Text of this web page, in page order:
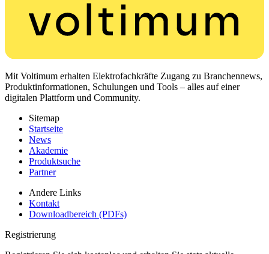
Mit Voltimum erhalten Elektrofachkräfte Zugang zu Branchennews,
Produktinformationen, Schulungen und Tools – alles auf einer
digitalen Plattform und Community.
Sitemap
Startseite
News
Akademie
Produktsuche
Partner
Andere Links
Kontakt
Downloadbereich (PDFs)
Registrierung